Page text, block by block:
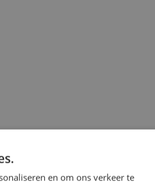
en om ons verkeer te